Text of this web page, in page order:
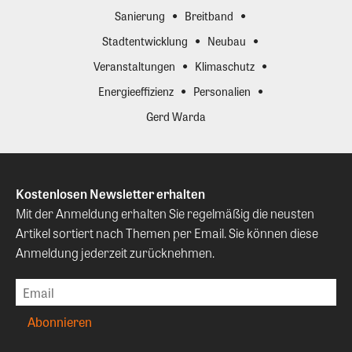
Sanierung
Breitband
Stadtentwicklung
Neubau
Veranstaltungen
Klimaschutz
Energieeffizienz
Personalien
Gerd Warda
Kostenlosen Newsletter erhalten
Mit der Anmeldung erhalten Sie regelmäßig die neusten
Artikel sortiert nach Themen per Email. Sie können diese
Anmeldung jederzeit zurücknehmen.